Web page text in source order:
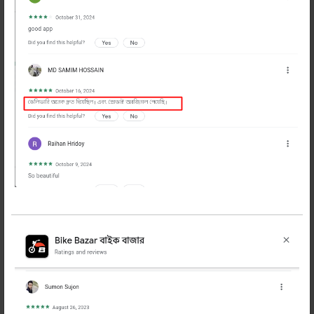
product view
মাডগার্ড(সেট)
1380 টাকা 1449 টাকা অর্ডার করুন
অত্যান্ত সাশ্রয়ী দামে অরিজিনাল হোন্ডা হর্নেট ২.০ রিয়ার